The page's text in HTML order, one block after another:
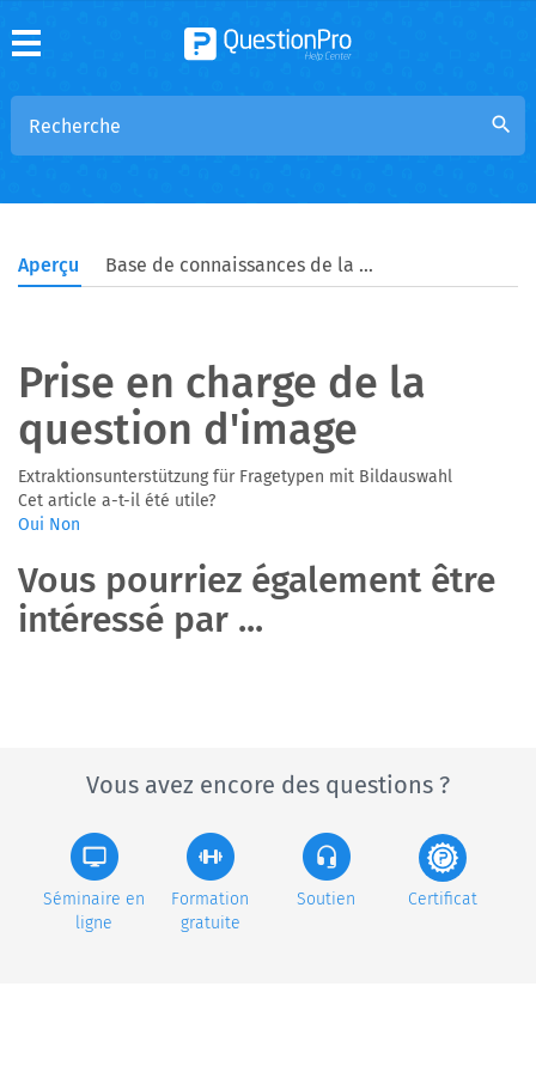
search
Aperçu Base de connaissances de la communauté
Prise en charge de la
question d'image
Extraktionsunterstützung für Fragetypen mit Bildauswahl
Cet article a-t-il été utile?
Oui Non
Vous pourriez également être
intéressé par ...
Vous avez encore des questions ?
Séminaire en
ligne
Formation
gratuite
Soutien Certificat